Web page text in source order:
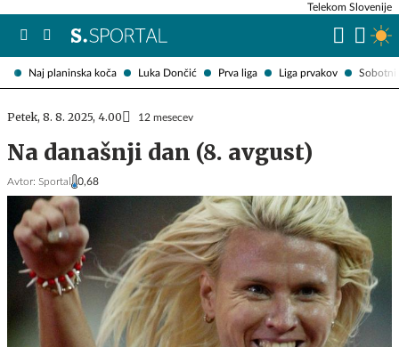
Naj planinska koča Luka Dončić Prva liga Liga prvakov Sobotni
Telekom Slovenije
Petek, 8. 8. 2025, 4.00 12 mesecev
Na današnji dan (8. avgust)
Avtor: Sportal 0,68